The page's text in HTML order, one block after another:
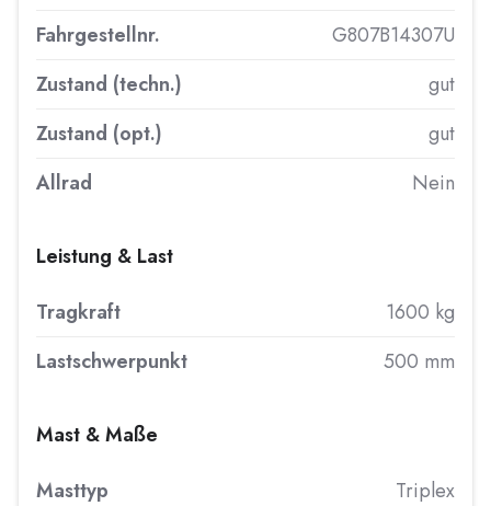
Fahrgestellnr.
G807B14307U
Zustand (techn.)
gut
Zustand (opt.)
gut
Allrad
Nein
Leistung & Last
Tragkraft
1600 kg
Lastschwerpunkt
500 mm
Mast & Maße
Masttyp
Triplex